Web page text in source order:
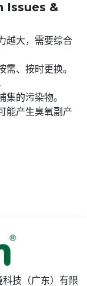
Issues &
越大，需要综合
、按时更换。
的污染物。
能产生臭氧副产
技（广东）有限